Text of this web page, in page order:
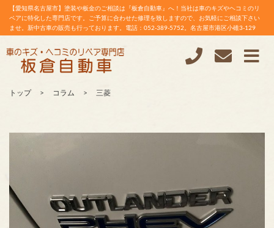
【愛知県名古屋市】塗装や板金のご相談は『板倉自動車』へ！当社は車のキズやヘコミのリ
ペアに特化した専門店です。ご予算に合わせた修理を致しますので、お気軽にご相談下さい
ませ。新中古車の販売も行っております。電話：052-389-5752。名古屋市港区小碓3-129
トップ コラム 三菱